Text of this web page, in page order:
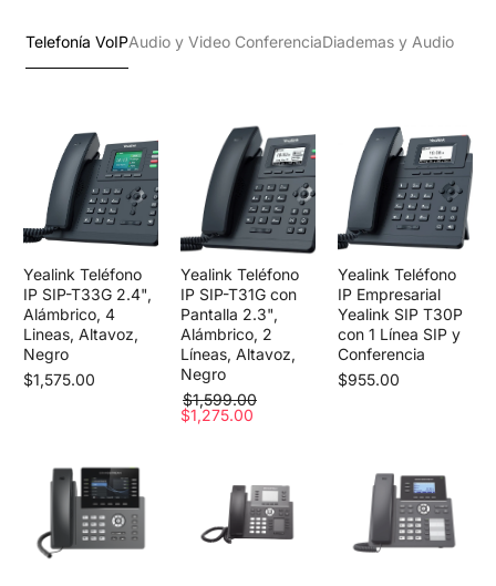
Telefonía VoIPAudio y Video ConferenciaDiademas y Audio
Yealink Teléfono
IP SIP-T33G 2.4",
Alámbrico, 4
Lineas, Altavoz,
Negro
$1,575.00
Yealink Teléfono
IP SIP-T31G con
Pantalla 2.3",
Alámbrico, 2
Líneas, Altavoz,
Negro
$1,599.00
$1,275.00
Yealink Teléfono
IP Empresarial
Yealink SIP T30P
con 1 Línea SIP y
Conferencia
$955.00